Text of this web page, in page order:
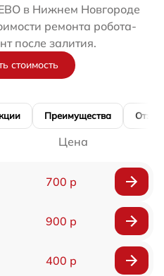
в Нижнем Новгороде
ремонта робота-
после залития.
стоимость
Преимущества
Цена
700 р
900 р
400 р